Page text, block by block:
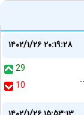
۱۴۰۲/۱/۲۶ ۲۰:۱۹:۲۸
29
10